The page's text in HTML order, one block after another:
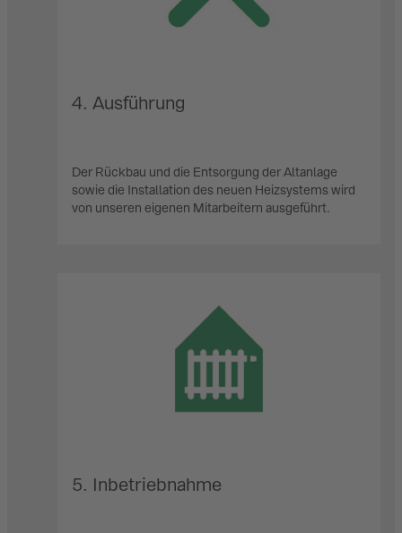
4. Ausführung
Der Rückbau und die Entsorgung der Altanlage
sowie die Installation des neuen Heizsystems wird
von unseren eigenen Mitarbeitern ausgeführt.
5. Inbetriebnahme